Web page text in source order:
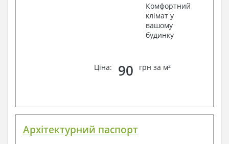
Комфортний
клімат у
вашому
будинку
Ціна: 90 грн за м²
Архітектурний паспорт